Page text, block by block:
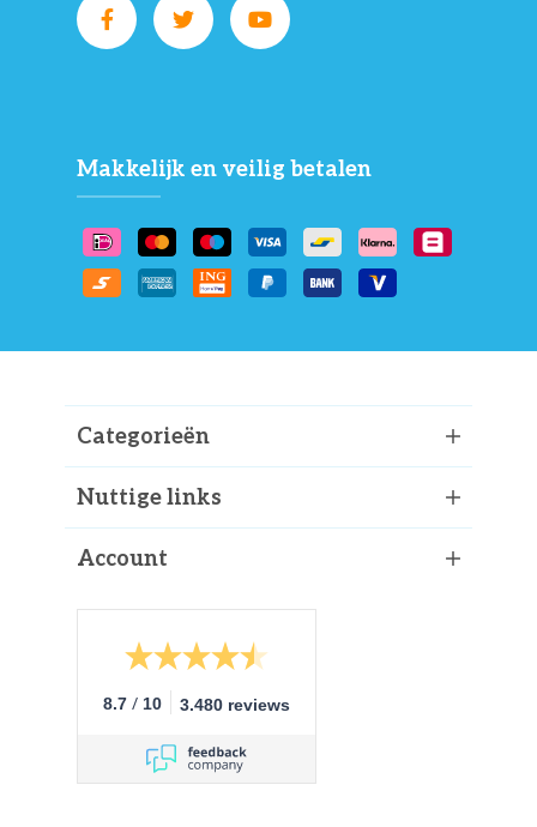
Makkelijk en veilig betalen
Categorieën
Nuttige links
Account
8.7 / 10 3.480 reviews